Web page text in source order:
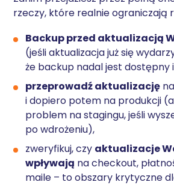
rzeczy, które realnie ograniczają
Backup przed aktualizacją
(jeśli aktualizacja już się
że backup nadal jest
przeprowadź aktualizację
i dopiero potem na produkcji
problem na stagingu, jeśli
po wdrożeniu),
zweryfikuj, czy aktualizacje
wpływają na checkout,
maile – to obszary krytyczne